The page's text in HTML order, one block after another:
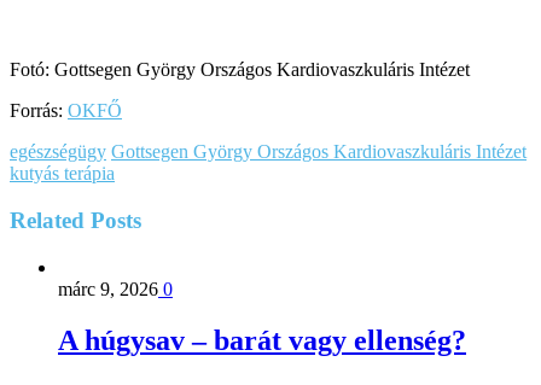
Fotó: Gottsegen György Országos Kardiovaszkuláris Intézet
Forrás: OKFŐ
egészségügy Gottsegen György Országos Kardiovaszkuláris Intézet
kutyás terápia
Related Posts
márc 9, 2026 0
A húgysav – barát vagy ellenség?